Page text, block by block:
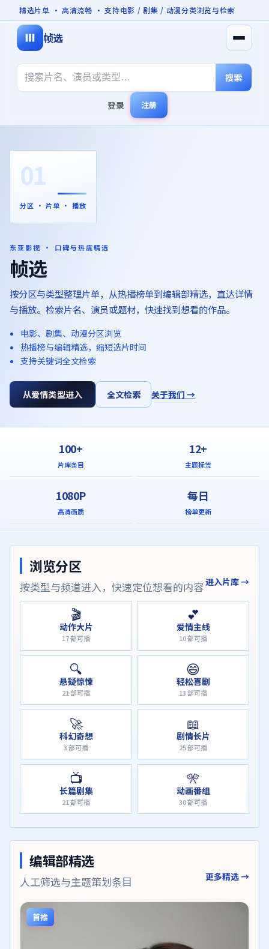
精选片单 · 高清流畅 · 支持电影 / 剧集 / 动漫分类浏览与检索
帧选 打开
搜索
登录 注册
01
分区 · 片单 · 播放
东亚影视 · 口碑与热度精选
帧选
按分区与类型整理片单，从热播榜单到编辑部精选，直达详情
与播放。检索片名、演员或题材，快速找到想看的作品。
电影、剧集、动漫分区浏览
热播榜与编辑精选，缩短选片时间
支持关键词全文检索
从爱情类型进入 全文检索 关于我们 →
100+
片库条目
12+
主题标签
1080P
高清画质
每日
榜单更新
浏览分区
按类型与频道进入，快速定位想看的内容进入片库 →
🎬
动作大片
17部可播
💕
爱情主线
10部可播
🔍
悬疑惊悚
21部可播
😄
轻松喜剧
13部可播
🚀
科幻奇想
3部可播
📖
剧情长片
25部可播
📺
长篇剧集
21部可播
🎌
动画番组
30部可播
编辑部精选
人工筛选与主题策划条目 更多精选 →
首推